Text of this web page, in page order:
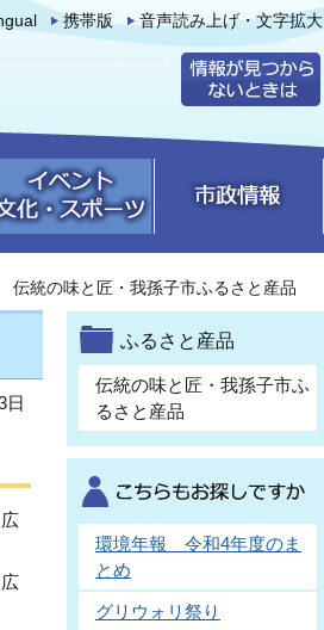
携帯版 音声読み上げ・文字拡大
伝統の味と匠・我孫子市ふるさと産品
日
ふるさと産品
伝統の味と匠・我孫子市ふ
るさと産品
環境年報 令和4年度のま
とめ
グリウォリ祭り